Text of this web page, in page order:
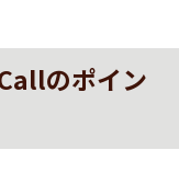
のポイン